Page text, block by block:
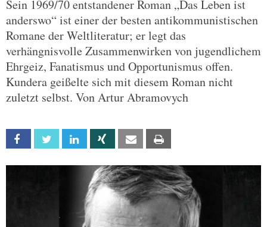
Sein 1969/70 entstandener Roman „Das Leben ist
anderswo“ ist einer der besten antikommunistischen
Romane der Weltliteratur; er legt das
verhängnisvolle Zusammenwirken von jugendlichem
Ehrgeiz, Fanatismus und Opportunismus offen.
Kundera geißelte sich mit diesem Roman nicht
zuletzt selbst. Von Artur Abramovych
Facebook Twitter Linkedin Xing Email